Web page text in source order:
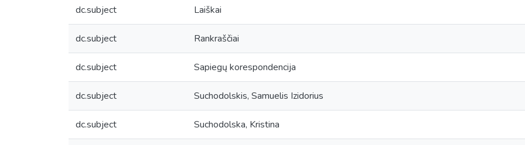
dc.subject Laiškai
dc.subject Rankraščiai
dc.subject Sapiegų korespondencija
dc.subject Suchodolskis, Samuelis Izidorius
dc.subject Suchodolska, Kristina